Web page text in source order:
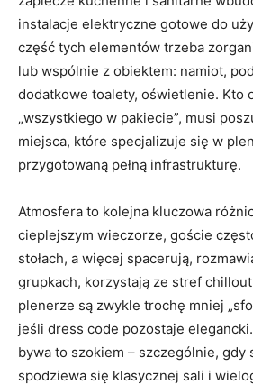
instalacje elektryczne gotowe do
część tych elementów trzeba
lub wspólnie z obiektem: namiot,
dodatkowe toalety, oświetlenie. Kto
„wszystkiego w pakiecie”, musi
miejsca, które specjalizuje się w
przygotowaną pełną infrastrukturę.
Atmosfera to kolejna kluczowa
cieplejszym wieczorze, goście
stołach, a więcej spacerują,
grupkach, korzystają ze stref
plenerze są zwykle trochę mniej
jeśli dress code pozostaje
bywa to szokiem – szczególnie, gdy
spodziewa się klasycznej sali i